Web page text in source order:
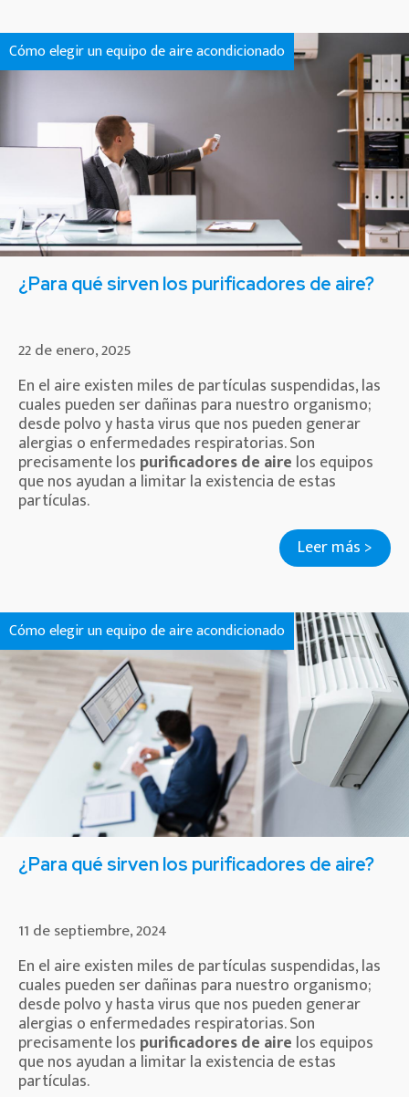
Cómo elegir un equipo de aire acondicionado
¿Para qué sirven los purificadores de aire?
22 de enero, 2025
En el aire existen miles de partículas suspendidas, las
cuales pueden ser dañinas para nuestro organismo;
desde polvo y hasta virus que nos pueden generar
alergias o enfermedades respiratorias. Son
precisamente los purificadores de aire los equipos
que nos ayudan a limitar la existencia de estas
partículas.
Leer más >
Cómo elegir un equipo de aire acondicionado
¿Para qué sirven los purificadores de aire?
11 de septiembre, 2024
En el aire existen miles de partículas suspendidas, las
cuales pueden ser dañinas para nuestro organismo;
desde polvo y hasta virus que nos pueden generar
alergias o enfermedades respiratorias. Son
precisamente los purificadores de aire los equipos
que nos ayudan a limitar la existencia de estas
partículas.